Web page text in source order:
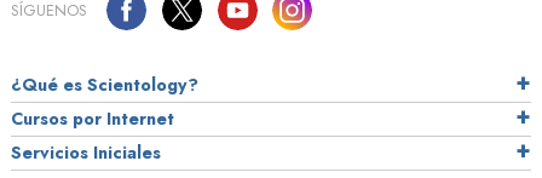
SÍGUENOS
¿Qué es Scientology?
Cursos por Internet
Servicios Iniciales